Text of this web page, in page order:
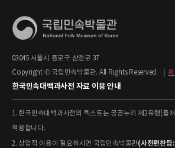
03045 서울시 종로구 삼청로 37
Copyright © 국립민속박물관. All Rights Reserved.
한국민속대백과사전 자료 이용 안내
1. 한국민속대백과사전의 텍스트는 공공누리 제2유형(출
적용합니다.
2. 상업적 이용이 필요하시면 국립민속박물관(사전편찬